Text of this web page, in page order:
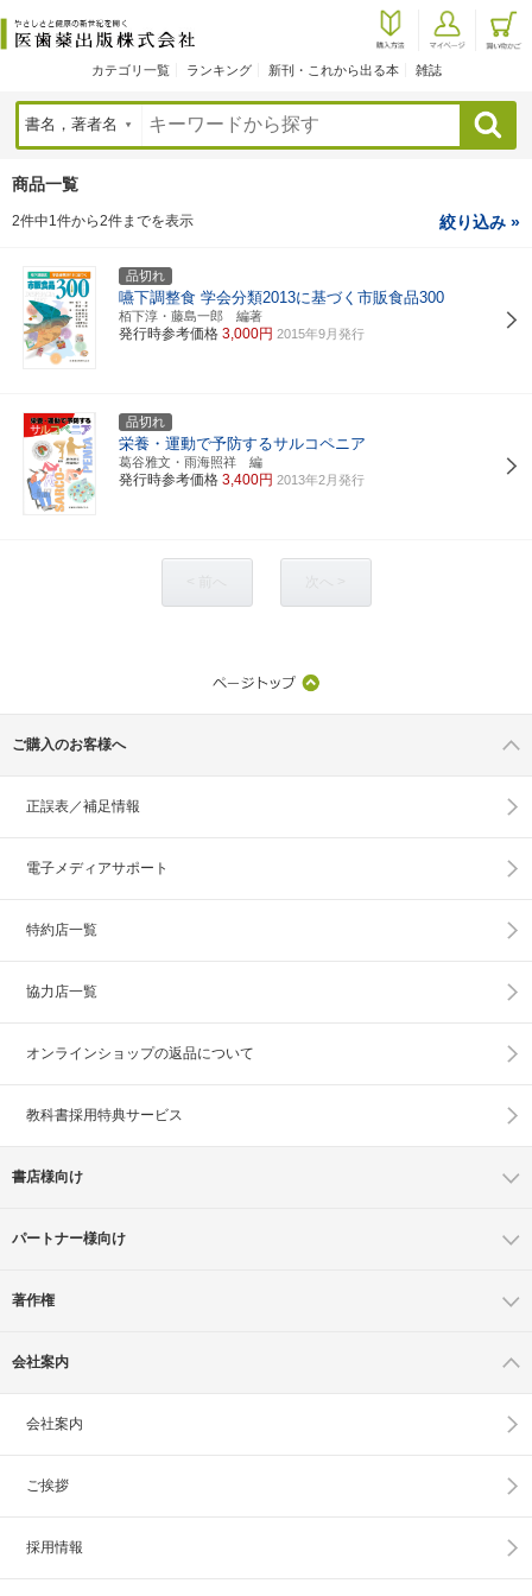
カテゴリ一覧 ランキング 新刊・これから出る本 雑誌
検索
商品一覧
2件中1件から2件までを表示 絞り込み »
品切れ
嚥下調整食 学会分類2013に基づく市販食品300
栢下淳・藤島一郎 編著
発行時参考価格 3,000円 2015年9月発行
品切れ
栄養・運動で予防するサルコペニア
葛谷雅文・雨海照祥 編
発行時参考価格 3,400円 2013年2月発行
ご購入のお客様へ
正誤表／補足情報
電子メディアサポート
特約店一覧
協力店一覧
オンラインショップの返品について
教科書採用特典サービス
書店様向け
パートナー様向け
著作権
会社案内
会社案内
ご挨拶
採用情報